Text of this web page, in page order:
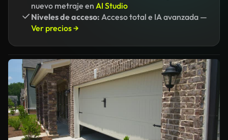
nuevo metraje en AI Studio
Niveles de acceso: Acceso total e IA avanzada —
Ver precios →